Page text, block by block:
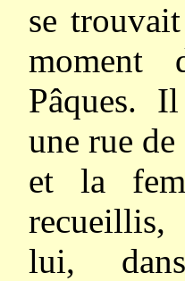
se
Pâques.
une rue
et la
lui,